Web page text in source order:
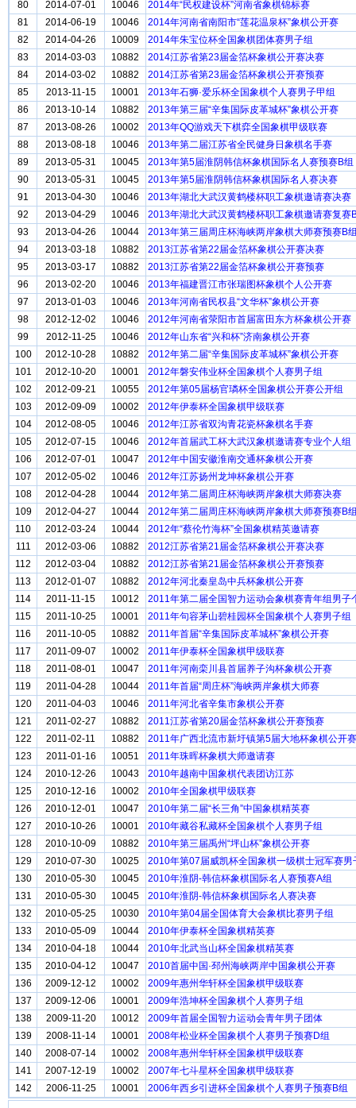
80 2014-07-01 10046
2014年“民权建设杯”河南省象棋锦标赛
81
2014-06-19 10046
2014年河南省南阳市“莲花温泉杯”象棋公开赛
82
2014-04-26 10009
2014年朱宝位杯全国象棋团体赛男子组
83
2014-03-03 10882
2014江苏省第23届金箔杯象棋公开赛决赛
84
2014-03-02 10882
2014江苏省第23届金箔杯象棋公开赛预赛
85
2013-11-15 10001
2013年石狮·爱乐杯全国象棋个人赛男子甲组
86
2013-10-14 10882
2013年第三届“辛集国际皮革城杯”象棋公开赛
87
2013-08-26 10002
2013年QQ游戏天下棋弈全国象棋甲级联赛
88
2013-08-18 10046
2013年第二届江苏省全民健身日象棋名手赛
89
2013-05-31 10045
2013年第5届淮阴韩信杯象棋国际名人赛预赛B组
90
2013-05-31 10045
2013年第5届淮阴韩信杯象棋国际名人赛决赛
91
2013-04-30 10046
2013年湖北大武汉黄鹤楼杯职工象棋邀请赛决赛
92
2013-04-29 10046
2013年湖北大武汉黄鹤楼杯职工象棋邀请赛复赛
93
2013-04-26 10044
2013年第三届周庄杯海峡两岸象棋大师赛预赛B
94
2013-03-18 10882
2013江苏省第22届金箔杯象棋公开赛决赛
95
2013-03-17 10882
2013江苏省第22届金箔杯象棋公开赛预赛
96
2013-02-20 10046
2013年福建晋江市张瑞图杯象棋个人公开赛
97
2013-01-03 10046
2013年河南省民权县“文华杯”象棋公开赛
98
2012-12-02 10046
2012年河南省荥阳市首届富田东方杯象棋公开赛
99
2012-11-25 10046
2012年山东省“兴和杯”济南象棋公开赛
100
2012-10-28 10882
2012年第二届“辛集国际皮革城杯”象棋公开赛
101
2012-10-20 10001
2012年磐安伟业杯全国象棋个人赛男子组
102
2012-09-21 10055
2012年第05届杨官璘杯全国象棋公开赛公开组
103
2012-09-09 10002
2012年伊泰杯全国象棋甲级联赛
104
2012-08-05 10046
2012年江苏省双沟青花瓷杯象棋名手赛
105
2012-07-15 10046
2012年首届武工杯大武汉象棋邀请赛专业个人组
106
2012-07-01 10047
2012年中国安徽淮南交通杯象棋公开赛
107
2012-05-02 10046
2012年江苏扬州龙坤杯象棋公开赛
108
2012-04-28 10044
2012年第二届周庄杯海峡两岸象棋大师赛决赛
109
2012-04-27 10044
2012年第二届周庄杯海峡两岸象棋大师赛预赛B
110
2012-03-24 10044
2012年“蔡伦竹海杯”全国象棋精英邀请赛
111
2012-03-06 10882
2012江苏省第21届金箔杯象棋公开赛决赛
112
2012-03-04 10882
2012江苏省第21届金箔杯象棋公开赛预赛
113
2012-01-07 10882
2012年河北秦皇岛中兵杯象棋公开赛
114
2011-11-15 10012
2011年第二届全国智力运动会象棋赛青年组男子
115
2011-10-25 10001
2011年句容茅山碧桂园杯全国象棋个人赛男子组
116
2011-10-05 10882
2011年首届“辛集国际皮革城杯”象棋公开赛
117
2011-09-07 10002
2011年伊泰杯全国象棋甲级联赛
118
2011-08-01 10047
2011年河南栾川县首届养子沟杯象棋公开赛
119
2011-04-28 10044
2011年首届“周庄杯”海峡两岸象棋大师赛
120
2011-04-03 10046
2011年河北省辛集市象棋公开赛
121
2011-02-27 10882
2011江苏省第20届金箔杯象棋公开赛预赛
122
2011-02-11 10882
2011年广西北流市新圩镇第5届大地杯象棋公开赛
123
2011-01-16 10051
2011年珠晖杯象棋大师邀请赛
124
2010-12-26 10043
2010年越南中国象棋代表团访江苏
125
2010-12-16 10002
2010年全国象棋甲级联赛
126
2010-12-01 10047
2010年第二届“长三角”中国象棋精英赛
127
2010-10-26 10001
2010年藏谷私藏杯全国象棋个人赛男子组
128
2010-10-09 10882
2010年第三届禹州“坪山杯”象棋公开赛
129
2010-07-30 10025
2010年第07届威凯杯全国象棋一级棋士冠军赛男
130
2010-05-30 10045
2010年淮阴-韩信杯象棋国际名人赛预赛A组
131
2010-05-30 10045
2010年淮阴-韩信杯象棋国际名人赛决赛
132
2010-05-25 10030
2010年第04届全国体育大会象棋比赛男子组
133
2010-05-09 10044
2010年伊泰杯全国象棋精英赛
134
2010-04-18 10044
2010年北武当山杯全国象棋精英赛
135
2010-04-12 10047
2010首届中国·邳州海峡两岸中国象棋公开赛
136
2009-12-12 10002
2009年惠州华轩杯全国象棋甲级联赛
137
2009-12-06 10001
2009年浩坤杯全国象棋个人赛男子组
138
2009-11-20 10012
2009年首届全国智力运动会青年男子团体
139
2008-11-14 10001
2008年松业杯全国象棋个人赛男子预赛D组
140
2008-07-14 10002
2008年惠州华轩杯全国象棋甲级联赛
141
2007-12-19 10002
2007年七斗星杯全国象棋甲级联赛
142
2006-11-25 10001 2006年西乡引进杯全国象棋个人赛男子预赛B组